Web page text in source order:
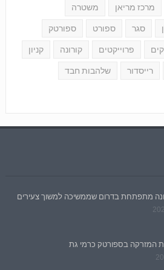
מרכז מריאן משטרה
סגר ספורט ספורטק
פרוייקטים קורונה קניון
רייסדור שלהבות חבד
מתפתחת בדרום שממשיכה למשוך צעירים
המזרקה בספורטק כרמי גת